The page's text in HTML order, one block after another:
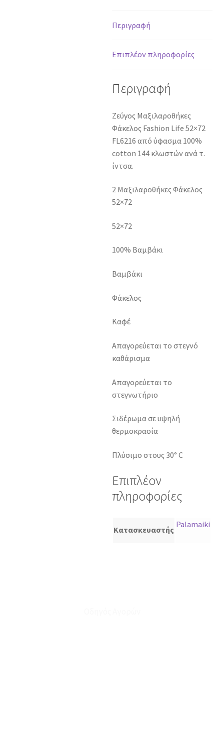
Περιγραφή
Επιπλέον πληροφορίες
Περιγραφή
Ζεύγος Μαξιλαροθήκες
Φάκελος Fashion Life 52×72
FL6216 από ύφασμα 100%
cotton 144 κλωστών ανά τ.
ίντσα.
2 Μαξιλαροθήκες Φάκελος
52×72
52×72
100% Βαμβάκι
Βαμβάκι
Φάκελος
Καφέ
Απαγορεύεται το στεγνό
καθάρισμα
Απαγορεύεται το
στεγνωτήριο
Σιδέρωμα σε υψηλή
θερμοκρασία
Πλύσιμο στους 30° C
Επιπλέον
πληροφορίες
Κατασκευαστής
Palamaiki